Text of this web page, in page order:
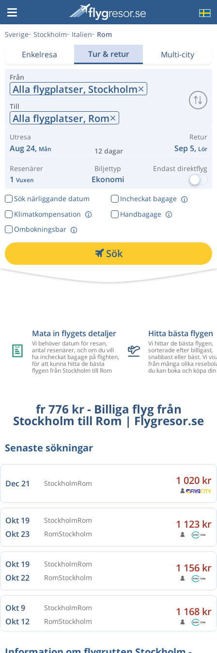
Sverige Stockholm Italien Rom
Enkelresa Tur & retur Multi-city
Från
Alla flygplatser, Stockholm
Till
Alla flygplatser, Rom
Utresa
Aug 24, Mån 12 dagar
Retur
Sep 5, Lör
Resenärer
1 Vuxen
Biljettyp
Ekonomi
Endast direktflyg
Sök närliggande datum
Incheckat bagage
Klimatkompensation
Ombokningsbar
Handbagage
Sök
Mata in flygets detaljer
Vi behöver datum för resan,
antal resenärer, och om du vill
ha incheckat bagage på flighten,
för att kunna hitta de bästa
flygen från Stockholm till Rom
Hitta bästa flygen
Vi hittar de bästa flygen,
sorterade efter billigast,
snabbast eller bäst. Vi
från många olika
du kan boka och köpa
fr 776 kr - Billiga flyg från
Stockholm till Rom | Flygresor.se
Senaste sökningar
Dec 21 StockholmRom 1 020 kr
Okt 19 StockholmRom
Okt 23 RomStockholm
1 123 kr
Okt 19 StockholmRom
Okt 22 RomStockholm
1 156 kr
Okt 9 StockholmRom
Okt 12 RomStockholm
1 168 kr